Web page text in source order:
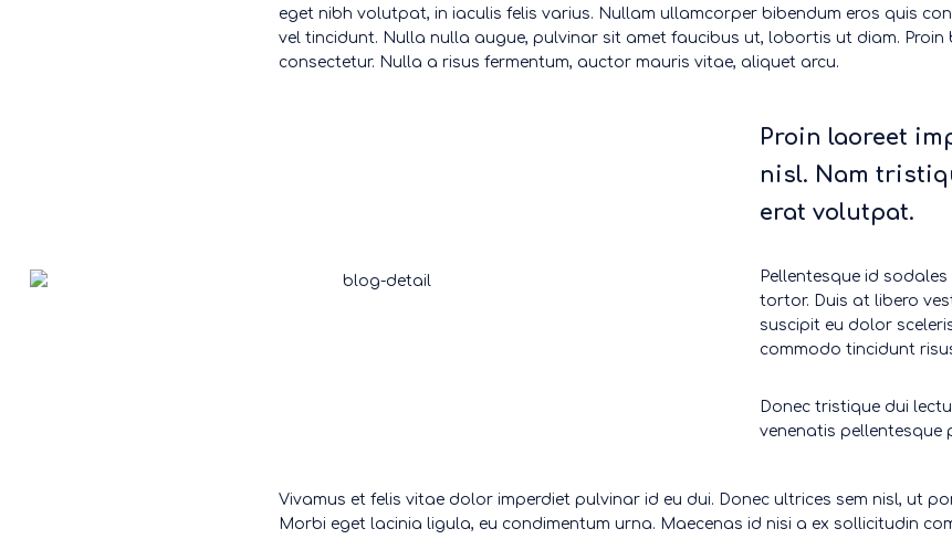
eget nibh volutpat, in iaculis felis varius. Nullam ullamcorper bibendum eros quis
vel tincidunt. Nulla nulla augue, pulvinar sit amet faucibus ut, lobortis ut diam.
consectetur. Nulla a risus fermentum, auctor mauris vitae, aliquet arcu.
Proin laoreet
nisl. Nam
erat volutpat.
Pellentesque id
tortor. Duis at libero
suscipit eu dolor
commodo tincidunt
Donec tristique dui
venenatis pellentesque
Vivamus et felis vitae dolor imperdiet pulvinar id eu dui. Donec ultrices sem nisl, ut
Morbi eget lacinia ligula, eu condimentum urna. Maecenas id nisi a ex sollicitudin